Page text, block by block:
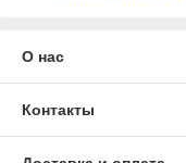
О нас
Контакты